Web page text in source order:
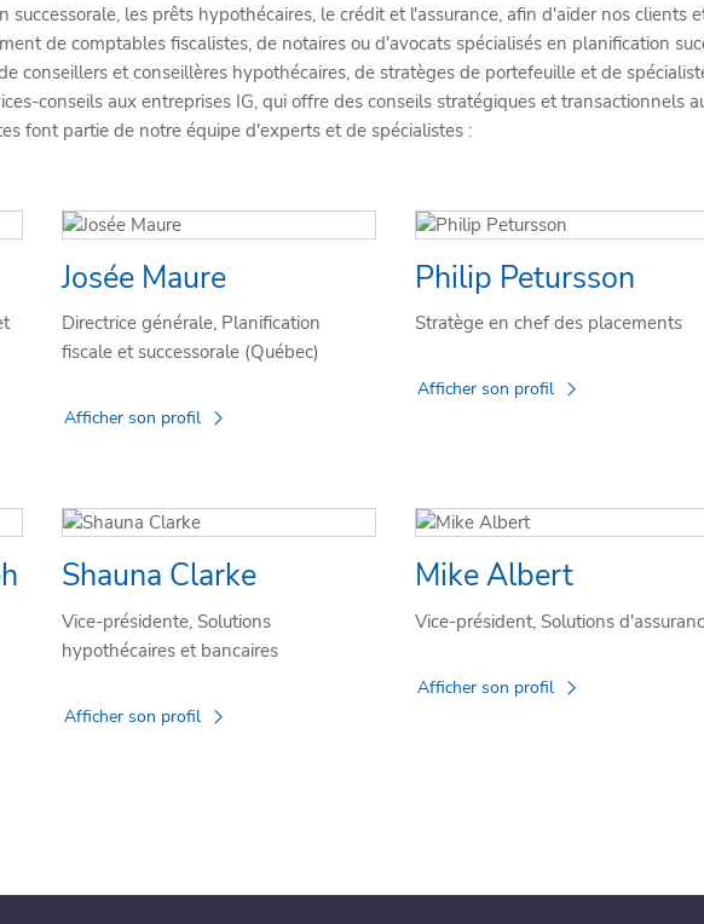
les prêts hypothécaires, le crédit et l'assurance, afin d'aider nos clients
de comptables fiscalistes, de notaires ou d'avocats spécialisés en planification
conseillers et conseillères hypothécaires, de stratèges de portefeuille et de
conseils aux entreprises IG, qui offre des conseils stratégiques et transactionnels
font partie de notre équipe d'experts et de spécialistes :
Josée Maure
Directrice générale, Planification
fiscale et successorale (Québec)
Afficher son profil
Philip Petursson
Stratège en chef des placements
Afficher son profil
Shauna Clarke
Vice-présidente, Solutions
hypothécaires et bancaires
Afficher son profil
Mike Albert
Vice-président, Solutions
Afficher son profil